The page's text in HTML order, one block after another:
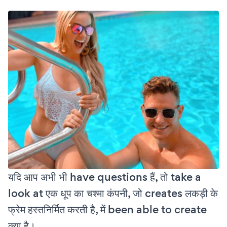
यदि आप अभी भी have questions हैं, तो take a
look at एक धूप का चश्मा कंपनी, जो creates लकड़ी के
फ्रेम हस्तनिर्मित करती है, में been able to create